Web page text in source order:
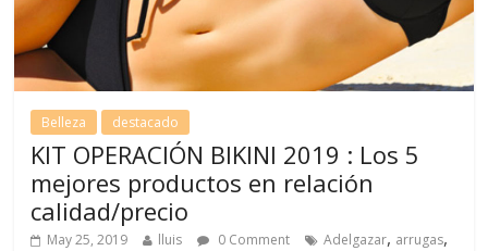
Belleza destacado
KIT OPERACIÓN BIKINI 2019 : Los 5
mejores productos en relación
calidad/precio
May 25, 2019 lluis 0 Comment Adelgazar, arrugas,